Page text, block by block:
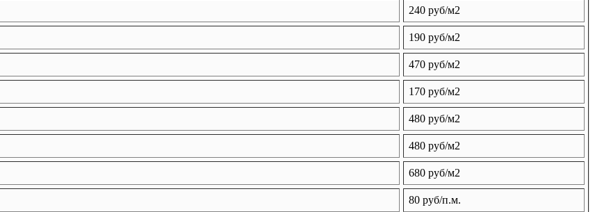
240 руб/м2
190 руб/м2
470 руб/м2
170 руб/м2
480 руб/м2
480 руб/м2
680 руб/м2
80 руб/п.м.